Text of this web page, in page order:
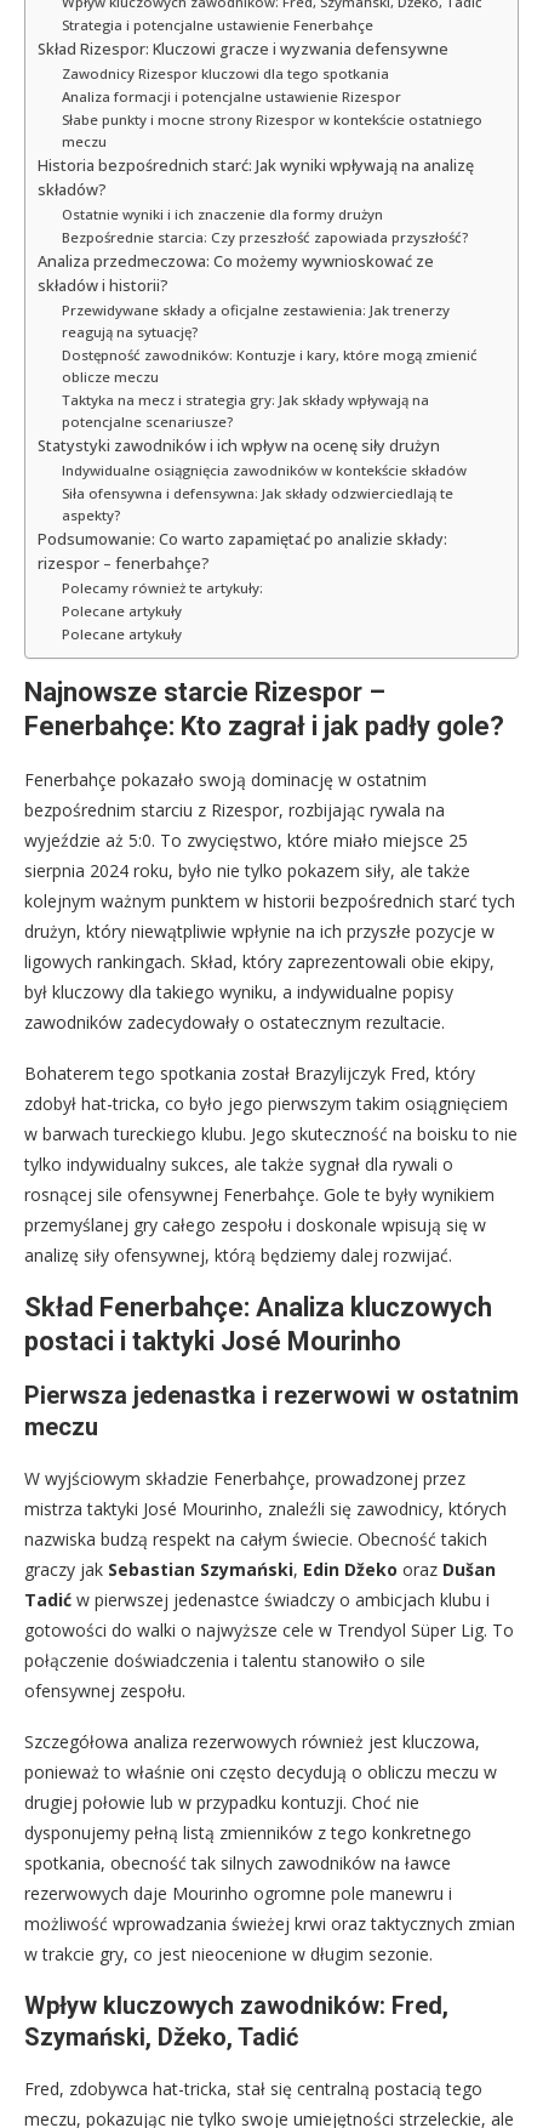
Strategia i potencjalne ustawienie Fenerbahçe
Skład Rizespor: Kluczowi gracze i wyzwania defensywne
Zawodnicy Rizespor kluczowi dla tego spotkania
Analiza formacji i potencjalne ustawienie Rizespor
Słabe punkty i mocne strony Rizespor w kontekście ostatniego
meczu
Historia bezpośrednich starć: Jak wyniki wpływają na analizę
składów?
Ostatnie wyniki i ich znaczenie dla formy drużyn
Bezpośrednie starcia: Czy przeszłość zapowiada przyszłość?
Analiza przedmeczowa: Co możemy wywnioskować ze
składów i historii?
Przewidywane składy a oficjalne zestawienia: Jak trenerzy
reagują na sytuację?
Dostępność zawodników: Kontuzje i kary, które mogą zmienić
oblicze meczu
Taktyka na mecz i strategia gry: Jak składy wpływają na
potencjalne scenariusze?
Statystyki zawodników i ich wpływ na ocenę siły drużyn
Indywidualne osiągnięcia zawodników w kontekście składów
Siła ofensywna i defensywna: Jak składy odzwierciedlają te
aspekty?
Podsumowanie: Co warto zapamiętać po analizie składy:
rizespor – fenerbahçe?
Polecamy również te artykuły:
Polecane artykuły
Polecane artykuły
Najnowsze starcie Rizespor –
Fenerbahçe: Kto zagrał i jak padły gole?
Fenerbahçe pokazało swoją dominację w ostatnim
bezpośrednim starciu z Rizespor, rozbijając rywala na
wyjeździe aż 5:0. To zwycięstwo, które miało miejsce 25
sierpnia 2024 roku, było nie tylko pokazem siły, ale także
kolejnym ważnym punktem w historii bezpośrednich starć tych
drużyn, który niewątpliwie wpłynie na ich przyszłe pozycje w
ligowych rankingach. Skład, który zaprezentowali obie ekipy,
był kluczowy dla takiego wyniku, a indywidualne popisy
zawodników zadecydowały o ostatecznym rezultacie.
Bohaterem tego spotkania został Brazylijczyk Fred, który
zdobył hat-tricka, co było jego pierwszym takim osiągnięciem
w barwach tureckiego klubu. Jego skuteczność na boisku to nie
tylko indywidualny sukces, ale także sygnał dla rywali o
rosnącej sile ofensywnej Fenerbahçe. Gole te były wynikiem
przemyślanej gry całego zespołu i doskonale wpisują się w
analizę siły ofensywnej, którą będziemy dalej rozwijać.
Skład Fenerbahçe: Analiza kluczowych
postaci i taktyki José Mourinho
Pierwsza jedenastka i rezerwowi w ostatnim
meczu
W wyjściowym składzie Fenerbahçe, prowadzonej przez
mistrza taktyki José Mourinho, znaleźli się zawodnicy, których
nazwiska budzą respekt na całym świecie. Obecność takich
graczy jak Sebastian Szymański, Edin Džeko oraz Dušan
Tadić w pierwszej jedenastce świadczy o ambicjach klubu i
gotowości do walki o najwyższe cele w Trendyol Süper Lig. To
połączenie doświadczenia i talentu stanowiło o sile
ofensywnej zespołu.
Szczegółowa analiza rezerwowych również jest kluczowa,
ponieważ to właśnie oni często decydują o obliczu meczu w
drugiej połowie lub w przypadku kontuzji. Choć nie
dysponujemy pełną listą zmienników z tego konkretnego
spotkania, obecność tak silnych zawodników na ławce
rezerwowych daje Mourinho ogromne pole manewru i
możliwość wprowadzania świeżej krwi oraz taktycznych zmian
w trakcie gry, co jest nieocenione w długim sezonie.
Wpływ kluczowych zawodników: Fred,
Szymański, Džeko, Tadić
Fred, zdobywca hat-tricka, stał się centralną postacią tego
meczu, pokazując nie tylko swoje umiejętności strzeleckie, ale